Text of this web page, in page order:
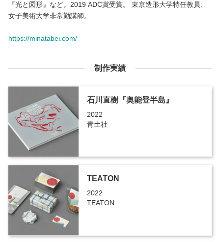
『光と図形』など。2019 ADC賞受賞。 東京造形大学特任教員、
女子美術大学非常勤講師。
https://minatabei.com/
制作実績
石川直樹『奥能登半島』
2022
青土社
TEATON
2022
TEATON